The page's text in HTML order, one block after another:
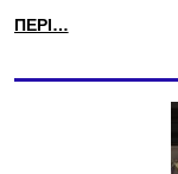
ΠΕΡΙ…